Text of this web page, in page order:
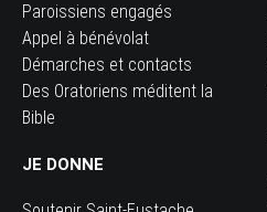
Paroissiens engagés
Appel à bénévolat
Démarches et contacts
Des Oratoriens méditent la
Bible
JE DONNE